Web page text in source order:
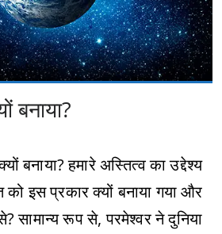
बनाया?
बनाया? हमारे अस्तित्व का उद्देश्य
इस प्रकार क्यों बनाया गया और
सामान्य रूप से, परमेश्वर ने दुनिया